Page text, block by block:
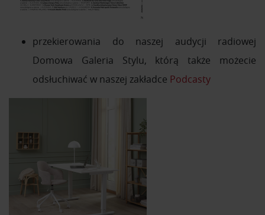
przekierowania do naszej audycji radiowej
Domowa Galeria Stylu, którą także możecie
odsłuchiwać w naszej zakładce Podcasty